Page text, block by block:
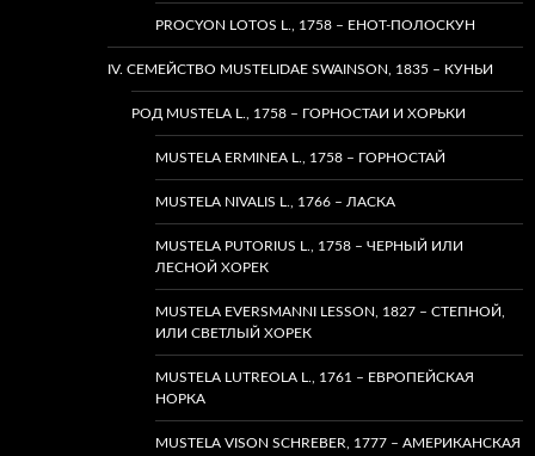
PROCYON LOTOS L., 1758 – ЕНОТ-ПОЛОСКУН
IV. СЕМЕЙСТВО MUSTELIDAE SWAINSON, 1835 – КУНЬИ
РОД MUSTELA L., 1758 – ГОРНОСТАИ И ХОРЬКИ
MUSTELA ERMINEA L., 1758 – ГОРНОСТАЙ
MUSTELA NIVALIS L., 1766 – ЛАСКА
MUSTELA PUTORIUS L., 1758 – ЧЕРНЫЙ ИЛИ
ЛЕСНОЙ ХОРЕК
MUSTELA EVERSMANNI LESSON, 1827 – СТЕПНОЙ,
ИЛИ СВЕТЛЫЙ ХОРЕК
MUSTELA LUTREOLA L., 1761 – ЕВРОПЕЙСКАЯ
НОРКА
MUSTELA VISON SCHREBER, 1777 – АМЕРИКАНСКАЯ